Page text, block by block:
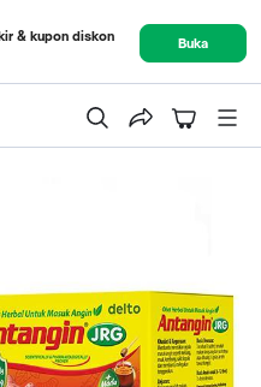
& kupon diskon
Buka